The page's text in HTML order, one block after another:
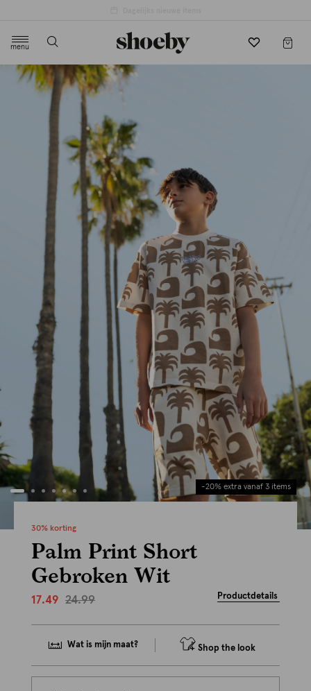
menu
-20% extra vanaf 3 items
30% korting
Palm Print Short
Gebroken Wit
17.49 24.99 Productdetails
Wat is mijn maat? Shop the look